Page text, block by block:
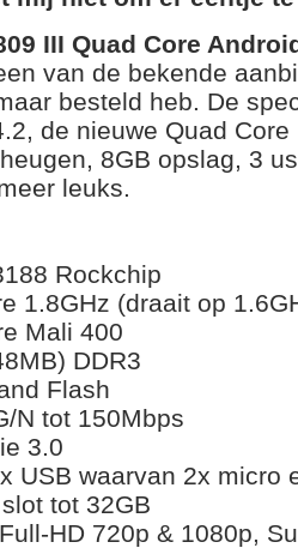
III Quad Core
van de bekende
besteld heb. De
de nieuwe Quad
8GB opslag, 3
leuks.
Rockchip
1.8GHz (draait op
Mali 400
DDR3
Flash
N tot 150Mbps
3.0
USB waarvan 2x micro
tot 32GB
HD 720p & 1080p,